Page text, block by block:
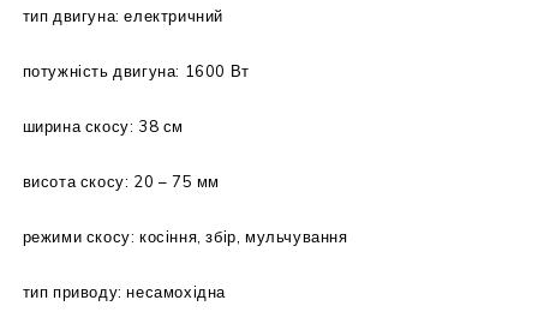
тип двигуна: електричний
потужність двигуна: 1600 Вт
ширина скосу: 38 см
висота скосу: 20 – 75 мм
режими скосу: косіння, збір, мульчування
тип приводу: несамохідна